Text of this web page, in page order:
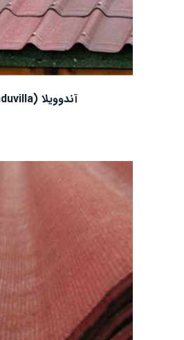
آندوویلا (Onduvilla)